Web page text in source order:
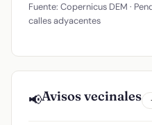
Fuente: Copernicus DEM ·
calles adyacentes
📢Avisos vecinales